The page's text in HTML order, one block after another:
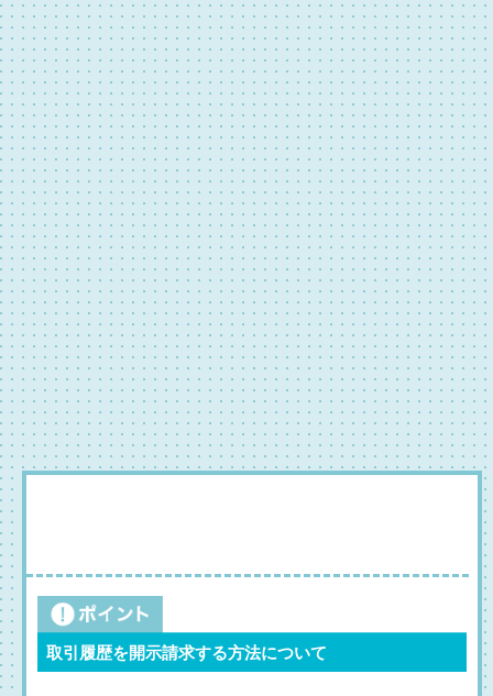
取引履歴を開示請求する方法について